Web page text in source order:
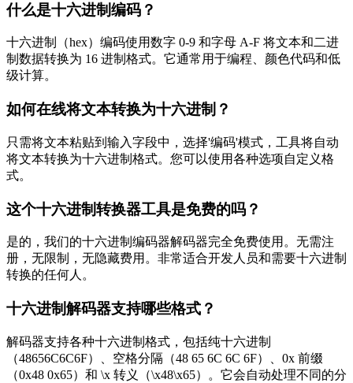
什么是十六进制编码？
十六进制（hex）编码使用数字 0-9 和字母 A-F 将文本和二进
制数据转换为 16 进制格式。它通常用于编程、颜色代码和低
级计算。
如何在线将文本转换为十六进制？
只需将文本粘贴到输入字段中，选择'编码'模式，工具将自动
将文本转换为十六进制格式。您可以使用各种选项自定义格
式。
这个十六进制转换器工具是免费的吗？
是的，我们的十六进制编码器解码器完全免费使用。无需注
册，无限制，无隐藏费用。非常适合开发人员和需要十六进制
转换的任何人。
十六进制解码器支持哪些格式？
解码器支持各种十六进制格式，包括纯十六进制
（48656C6C6F）、空格分隔（48 65 6C 6C 6F）、0x 前缀
（0x48 0x65）和 \x 转义（\x48\x65）。它会自动处理不同的分